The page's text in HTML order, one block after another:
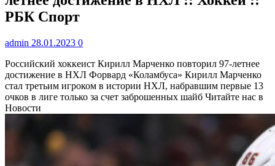
РБК Спорт
admin 28.01.2023 0
Российский хоккеист Кирилл Марченко повторил 97-летнее
достижение в НХЛ Форвард «Коламбуса» Кирилл Марченко
стал третьим игроком в истории НХЛ, набравшим первые 13
очков в лиге только за счет заброшенных шайб Читайте нас в
Новости